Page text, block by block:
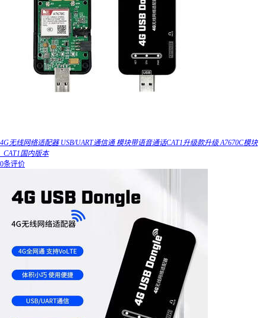
4G无线网络适配器 USB/UART通信通 模块带语音通话CAT1升级款升级 A7670C模块
_CAT1国内版本
0条评价